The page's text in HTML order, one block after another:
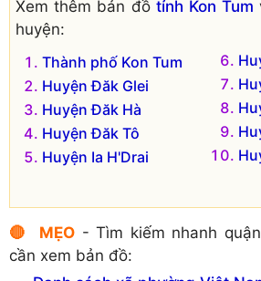
Xem thêm bản đồ tỉnh Kon Tum
huyện:
Thành phố Kon Tum
Huyện Đăk Glei
Huyện Đăk Hà
Huyện Đăk Tô
Huyện Ia H'Drai
🔴 MẸO- Tìm kiếm nhanh
cần xem bản đồ: